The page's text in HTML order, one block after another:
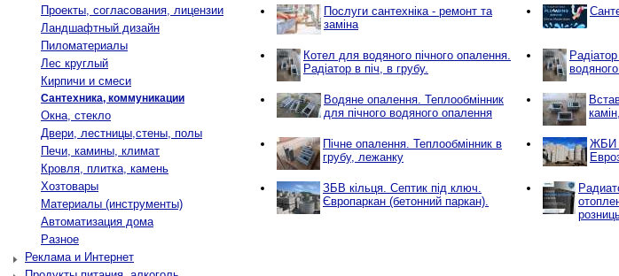
Проекты, согласования, лицензии
Ландшафтный дизайн
Пиломатериалы
Лес круглый
Кирпичи и смеси
Сантехника, коммуникации
Окна, стекло
Двери, лестницы,стены, полы
Печи, камины, климат
Кровля, плитка, камень
Хозтовары
Материалы (инструменты)
Автоматизация дома
Разное
Реклама и Интернет
Послуги сантехніка - ремонт та
заміна
Котел для водяного пічного опалення.
Радіатор в піч, в грубу.
Водяне опалення. Теплообмінник
для пічного водяного опалення
Пічне опалення. Теплообмінник в
грубу, лежанку
ЖБИ
ЗБВ кільця. Септик під ключ.
Європаркан (бетонний паркан).